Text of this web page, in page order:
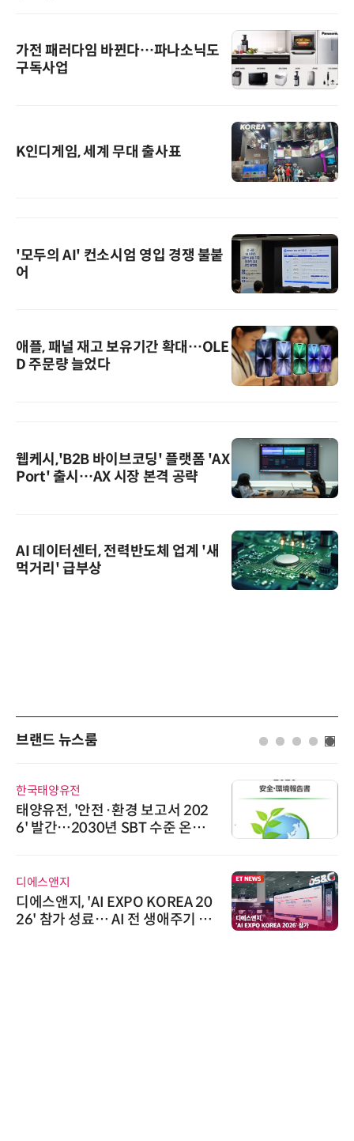
가전 패러다임 바뀐다…파나소닉도
구독사업
K인디게임, 세계 무대 출사표
'모두의 AI' 컨소시엄 영입 경쟁 불붙
어
애플, 패널 재고 보유기간 확대…OLE
D 주문량 늘었다
웹케시,'B2B 바이브코딩' 플랫폼 'AX
Port' 출시…AX 시장 본격 공략
AI 데이터센터, 전력반도체 업계 '새
먹거리' 급부상
브랜드 뉴스룸
한국태양유전
태양유전, '안전·환경 보고서 202
6' 발간…2030년 SBT 수준 온실
디에스앤지
디에스앤지, 'AI EXPO KOREA 20
26' 참가 성료… AI 전 생애주기 아